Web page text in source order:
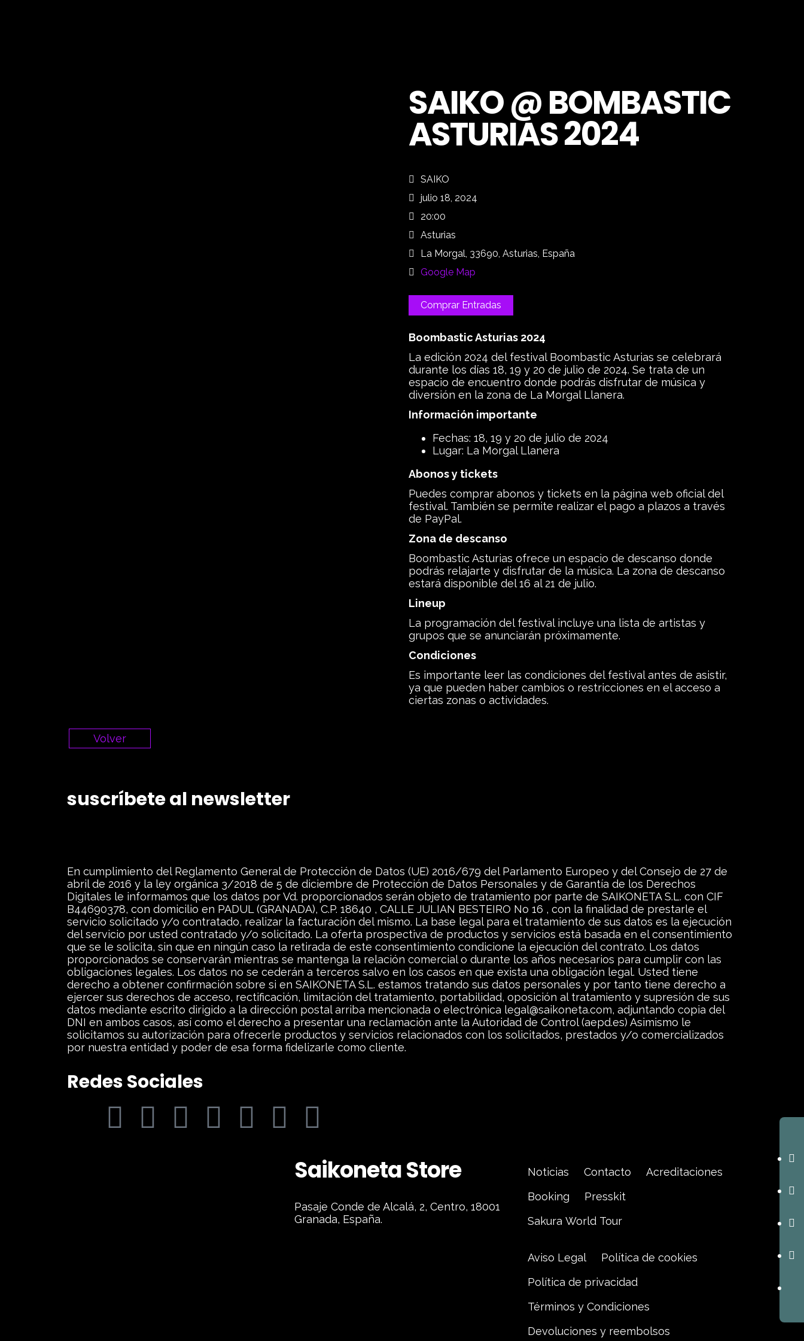
SAIKO @ BOMBASTIC
ASTURIAS 2024
SAIKO
julio 18, 2024
20:00
Asturias
La Morgal, 33690, Asturias, España
Google Map
Comprar Entradas
Boombastic Asturias 2024
La edición 2024 del festival Boombastic Asturias se celebrará
durante los días 18, 19 y 20 de julio de 2024. Se trata de un
espacio de encuentro donde podrás disfrutar de música y
diversión en la zona de La Morgal Llanera.
Información importante
Fechas: 18, 19 y 20 de julio de 2024
Lugar: La Morgal Llanera
Abonos y tickets
Puedes comprar abonos y tickets en la página web oficial del
festival. También se permite realizar el pago a plazos a través
de PayPal.
Zona de descanso
Boombastic Asturias ofrece un espacio de descanso donde
podrás relajarte y disfrutar de la música. La zona de descanso
estará disponible del 16 al 21 de julio.
Lineup
La programación del festival incluye una lista de artistas y
grupos que se anunciarán próximamente.
Condiciones
Es importante leer las condiciones del festival antes de asistir,
ya que pueden haber cambios o restricciones en el acceso a
ciertas zonas o actividades.
Volver
suscríbete al newsletter
En cumplimiento del Reglamento General de Protección de Datos (UE) 2016/679 del Parlamento Europeo y del Consejo de 27 de
abril de 2016 y la ley orgánica 3/2018 de 5 de diciembre de Protección de Datos Personales y de Garantía de los Derechos
Digitales le informamos que los datos por Vd. proporcionados serán objeto de tratamiento por parte de SAIKONETA S.L. con CIF
B44690378, con domicilio en PADUL (GRANADA), C.P. 18640 , CALLE JULIAN BESTEIRO No 16 , con la finalidad de prestarle el
servicio solicitado y/o contratado, realizar la facturación del mismo. La base legal para el tratamiento de sus datos es la ejecución
del servicio por usted contratado y/o solicitado. La oferta prospectiva de productos y servicios está basada en el consentimiento
que se le solicita, sin que en ningún caso la retirada de este consentimiento condicione la ejecución del contrato. Los datos
proporcionados se conservarán mientras se mantenga la relación comercial o durante los años necesarios para cumplir con las
obligaciones legales. Los datos no se cederán a terceros salvo en los casos en que exista una obligación legal. Usted tiene
derecho a obtener confirmación sobre si en SAIKONETA S.L. estamos tratando sus datos personales y por tanto tiene derecho a
ejercer sus derechos de acceso, rectificación, limitación del tratamiento, portabilidad, oposición al tratamiento y supresión de sus
datos mediante escrito dirigido a la dirección postal arriba mencionada o electrónica legal@saikoneta.com, adjuntando copia del
DNI en ambos casos, así como el derecho a presentar una reclamación ante la Autoridad de Control (aepd.es) Asimismo le
solicitamos su autorización para ofrecerle productos y servicios relacionados con los solicitados, prestados y/o comercializados
por nuestra entidad y poder de esa forma fidelizarle como cliente.
Redes Sociales
Saikoneta Store
Pasaje Conde de Alcalá, 2, Centro, 18001
Granada, España.
Noticias Contacto
Acreditaciones
Booking
Presskit
Sakura World Tour
Aviso Legal
Política de cookies
Política de privacidad
Términos y Condiciones
Devoluciones y reembolsos